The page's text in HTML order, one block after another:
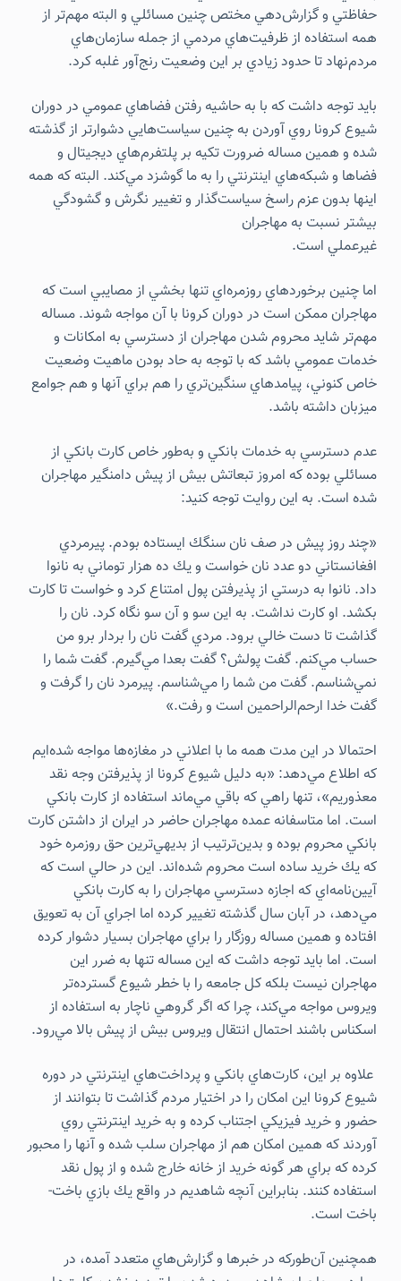
حفاظتي و گزارش‌دهي مختص چنين مسائلي و البته مهم‌تر از
همه استفاده از ظرفيت‌هاي مردمي از جمله سازمان‌هاي
مردم‌نهاد تا حدود زيادي بر اين وضعيت رنج‌آور غلبه كرد.
بايد توجه داشت كه با به حاشيه رفتن فضاهاي عمومي در دوران
شيوع كرونا روي آوردن به چنين سياست‌هايي دشوارتر از گذشته
شده و همين مساله ضرورت تكيه بر پلتفرم‌هاي ديجيتال و
فضاها و شبكه‌هاي اينترنتي را به ما گوشزد مي‌كند. البته كه همه
اينها بدون عزم راسخ سياست‌گذار و تغيير نگرش و گشودگي
بيشتر نسبت به مهاجران
غيرعملي است.
اما چنين برخوردهاي روزمره‌اي تنها بخشي از مصايبي است كه
مهاجران ممكن است در دوران کرونا با آن مواجه شوند. مساله
مهم‌تر شايد محروم شدن مهاجران از دسترسي به امكانات و
خدمات عمومي باشد كه با توجه به حاد بودن ماهيت وضعيت
خاص كنوني، پيامدهاي سنگين‌تري را هم براي آنها و هم جوامع
ميزبان داشته باشد.
عدم دسترسي به خدمات بانكي و به‌طور خاص كارت بانكي از
مسائلي بوده كه امروز تبعاتش بيش از پيش دامنگير مهاجران
شده است. به اين روايت توجه كنيد:
«چند روز پيش در صف نان سنگك ايستاده بودم. پيرمردي
افغانستاني دو عدد نان خواست و يك ده هزار توماني به نانوا
داد. نانوا به درستي از پذيرفتن پول امتناع كرد و خواست تا كارت
بكشد. او كارت نداشت. به اين سو و آن سو نگاه كرد. نان را
گذاشت تا دست خالي برود. مردي گفت نان را بردار برو من
حساب مي‌كنم. گفت پولش؟ گفت بعدا مي‌گيرم. گفت شما را
نمي‌شناسم. گفت من شما را مي‌شناسم. پيرمرد نان را گرفت و
گفت خدا ارحم‌الراحمين است و رفت.»
احتمالا در اين مدت همه ما با اعلاني در مغازه‌ها مواجه شده‌ايم
كه اطلاع مي‌دهد: «به دليل شيوع كرونا از پذيرفتن وجه نقد
معذوريم»، تنها راهي كه باقي مي‌ماند استفاده از كارت بانكي
است. اما متاسفانه عمده مهاجران حاضر در ايران از داشتن كارت
بانكي محروم بوده و بدين‌ترتيب از بديهي‌ترين حق روزمره خود
كه يك خريد ساده است محروم شده‌اند. اين در حالي است كه
آيين‌نامه‌اي كه اجازه دسترسي مهاجران را به كارت بانكي
مي‌دهد، در آبان سال گذشته تغيير كرده اما اجراي آن به تعويق
افتاده و همين مساله روزگار را براي مهاجران بسيار دشوار كرده
است. اما بايد توجه داشت كه اين مساله تنها به ضرر اين
مهاجران نيست بلكه كل جامعه را با خطر شيوع گسترده‌تر
ويروس مواجه مي‌كند، چرا كه اگر گروهي ناچار به استفاده از
اسكناس باشند احتمال انتقال ويروس بيش از پيش بالا مي‌رود.
علاوه بر اين، كارت‌هاي بانكي و پرداخت‌هاي اينترنتي در دوره
شيوع كرونا اين امكان را در اختيار مردم گذاشت تا بتوانند از
حضور و خريد فيزيكي اجتناب كرده و به خريد اينترنتي روي
آوردند كه همين امكان هم از مهاجران سلب شده و آنها را محبور
كرده كه براي هر گونه خريد از خانه خارج شده و از پول نقد
استفاده كنند. بنابراين آنچه شاهديم در واقع يك بازي باخت-
باخت است.
همچنين آن‌طوركه در خبرها و گزارش‌هاي متعدد آمده، در